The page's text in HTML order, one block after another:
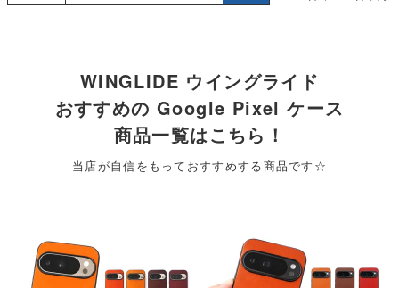
WINGLIDE ウイングライド
おすすめの Google Pixel ケース
商品一覧はこちら！
当店が自信をもっておすすめする商品です☆